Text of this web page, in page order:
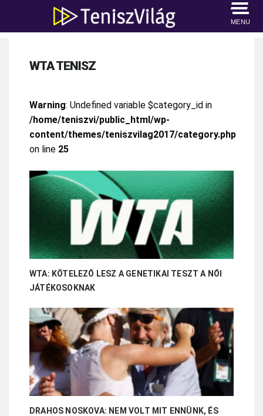
MENU
WTA TENISZ
Warning: Undefined variable $category_id in
/home/teniszvi/public_html/wp-
content/themes/teniszvilag2017/category.php
on line 25
WTA: KÖTELEZŐ LESZ A GENETIKAI TESZT A NŐI
JÁTÉKOSOKNAK
DRAHOS NOSKOVA: NEM VOLT MIT ENNÜNK, ÉS